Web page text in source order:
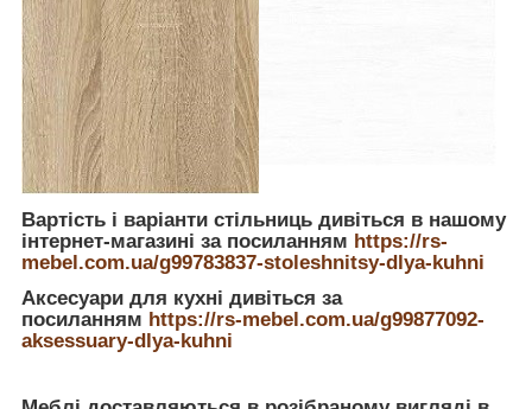
Вартість і варіанти стільниць дивіться в нашому
інтернет-магазині за посиланням https://rs-
mebel.com.ua/g99783837-stoleshnitsy-dlya-kuhni
Аксесуари для кухні дивіться за
посиланням https://rs-mebel.com.ua/g99877092-
aksessuary-dlya-kuhni